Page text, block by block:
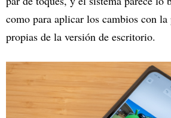
como para aplicar los cambios con
propias de la versión de escritorio.